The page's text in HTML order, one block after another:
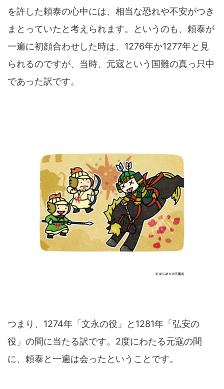
を許した頼泰の心中には、相当な恐れや不安がつき
まとっていたと考えられます。というのも、頼泰が
一遍に初顔合わせした時は、1276年か1277年と見
られるのですが、当時、元寇という国難の真っ只中
であった訳です。
つまり、1274年「文永の役」と1281年「弘安の
役」の間に当たる訳です。2度にわたる元寇の間
に、頼泰と一遍は会ったということです。